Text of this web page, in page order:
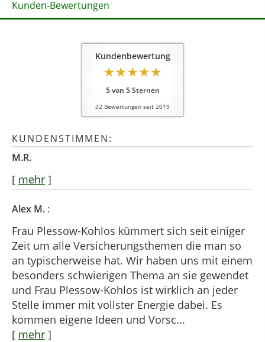
Kunden-Bewertungen
Kundenbewertung
5von 5Sternen
32 Bewertungen seit 2019
KUNDENSTIMMEN:
M.R.
[ mehr ]
Alex M. :
Frau Plessow-Kohlos kümmert sich seit einiger
Zeit um alle Versicherungsthemen die man so
an typischerweise hat. Wir haben uns mit einem
besonders schwierigen Thema an sie gewendet
und Frau Plessow-Kohlos ist wirklich an jeder
Stelle immer mit vollster Energie dabei. Es
kommen eigene Ideen und Vorsc...
[ mehr ]